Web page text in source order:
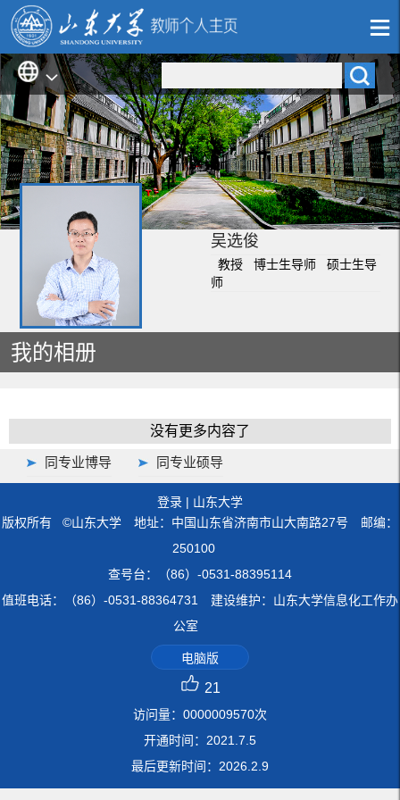
吴选俊
教授 博士生导师 硕士生导
师
我的相册
没有更多内容了
同专业博导 同专业硕导
登录 | 山东大学
版权所有 ©山东大学 地址：中国山东省济南市山大南路27号 邮编：
250100
查号台：（86）-0531-88395114
值班电话：（86）-0531-88364731 建设维护：山东大学信息化工作办
公室
电脑版
21
访问量： 0000009570次
开通时间： 2021 7 5
最后更新时间： 2026 2 9